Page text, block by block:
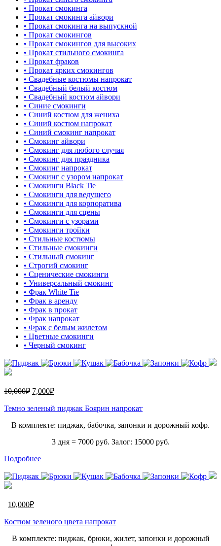
• Прокат смокинга
• Прокат смокинга айвори
• Прокат смокинга на выпускной
• Прокат смокингов
• Прокат смокингов для высоких
• Прокат стильного смокинга
• Прокат фраков
• Прокат ярких смокингов
• Свадебные костюмы напрокат
• Свадебный белый костюм
• Свадебный костюм айвори
• Синие смокинги
• Синий костюм для жениха
• Синий костюм напрокат
• Синий смокинг напрокат
• Смокинг айвори
• Смокинг для любого случая
• Смокинг для праздника
• Смокинг напрокат
• Смокинг с узором напрокат
• Смокинги Black Tie
• Смокинги для ведущего
• Смокинги для корпоратива
• Смокинги для сцены
• Смокинги с узорами
• Смокинги тройки
• Стильные костюмы
• Стильные смокинги
• Стильный смокинг
• Строгий смокинг
• Сценические смокинги
• Универсальный смокинг
• Фрак White Tie
• Фрак в аренду
• Фрак в прокат
• Фрак напрокат
• Фрак с белым жилетом
• Цветные смокинги
• Черный смокинг
10,000₽ 7,000₽
Темно зеленый пиджак Боярин напрокат
В комплекте: пиджак, бабочка, запонки и дорожный кофр.
3 дня = 7000 руб. Залог: 15000 руб.
Подробнее
10,000₽
Костюм зеленого цвета напрокат
В комплекте: пиджак, брюки, жилет, запонки и дорожный